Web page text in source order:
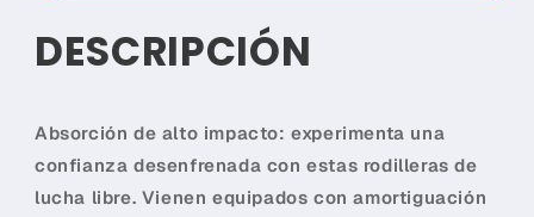
MUAY
THAI,
MUAY
THAI,
DESCRIPCIÓN
Absorción de alto impacto: experimenta una
confianza desenfrenada con estas rodilleras de
lucha libre. Vienen equipados con amortiguación
2 En tu cuenta de Mercado Pago,elige
la cantidad de mesesy confirma.
Paga mes a mescon saldo disponible,
débito u otros medios.